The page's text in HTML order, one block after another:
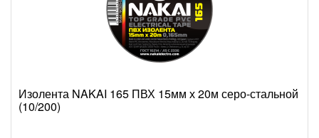
Изолента NAKAI 165 ПВХ 15мм х 20м серо-стальной
(10/200)